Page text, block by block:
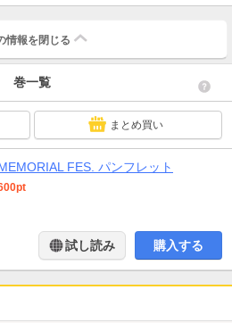
情報を 閉じる
巻一覧
まとめ買い
FES. パンフレット
試し読み 購入する